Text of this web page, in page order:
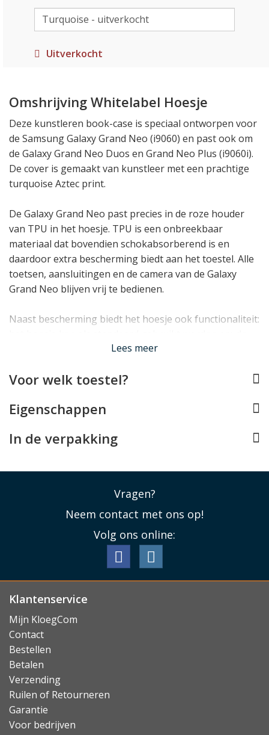
Uitverkocht
Omshrijving Whitelabel Hoesje
Deze kunstleren book-case is speciaal ontworpen voor
de Samsung Galaxy Grand Neo (i9060) en past ook om
de Galaxy Grand Neo Duos en Grand Neo Plus (i9060i).
De cover is gemaakt van kunstleer met een prachtige
turquoise Aztec print.
De Galaxy Grand Neo past precies in de roze houder
van TPU in het hoesje. TPU is een onbreekbaar
materiaal dat bovendien schokabsorberend is en
daardoor extra bescherming biedt aan het toestel. Alle
toetsen, aansluitingen en de camera van de Galaxy
Grand Neo blijven vrij te bedienen.
Naast bescherming biedt het hoesje ook functionaliteit:
Galaxy Grand Neo rechtop neer te zetten, en er zijn
in opgeborgen kunnen worden.
Lees meer
Voor welk toestel?
Eigenschappen
In de verpakking
Vragen?
Neem contact met ons op!
Volg ons online:
Klantenservice
Mijn KloegCom
Contact
Bestellen
Betalen
Verzending
Ruilen of Retourneren
Garantie
Voor bedrijven